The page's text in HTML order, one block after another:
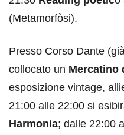
(Metamorfòsi).
Presso Corso Dante
collocato un Mercatino
esposizione vintage,
21:00 alle 22:00 si
Harmonia; dalle 22:00